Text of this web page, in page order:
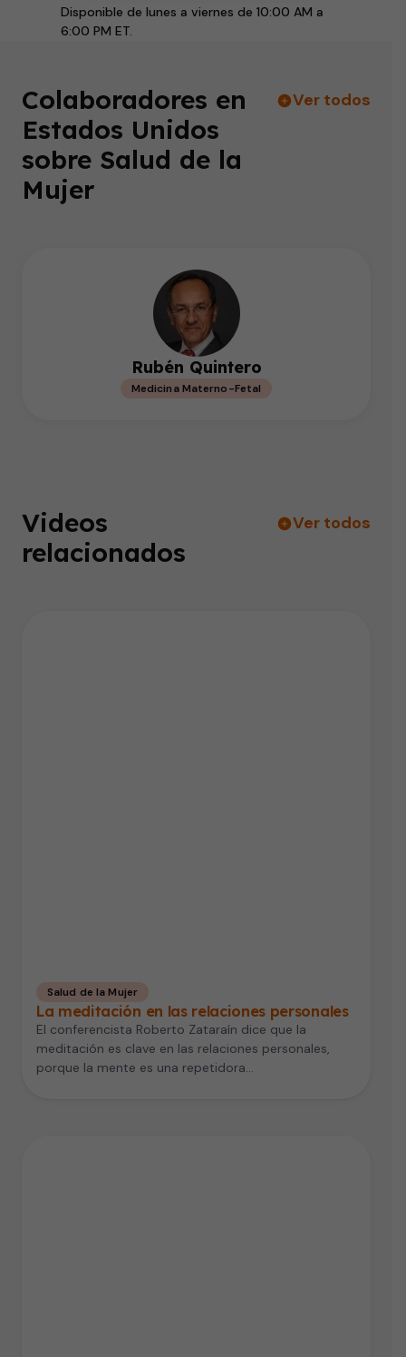
Disponible de lunes a viernes de 10:00 AM a
6:00 PM ET.
Colaboradores en
Estados Unidos
sobre Salud de la
Mujer
Ver todos
Rubén Quintero
Medicina Materno-Fetal
Videos
relacionados
Ver todos
Salud de la Mujer
La meditación en las relaciones personales
El conferencista Roberto Zataraín dice que la
meditación es clave en las relaciones personales,
porque la mente es una repetidora…